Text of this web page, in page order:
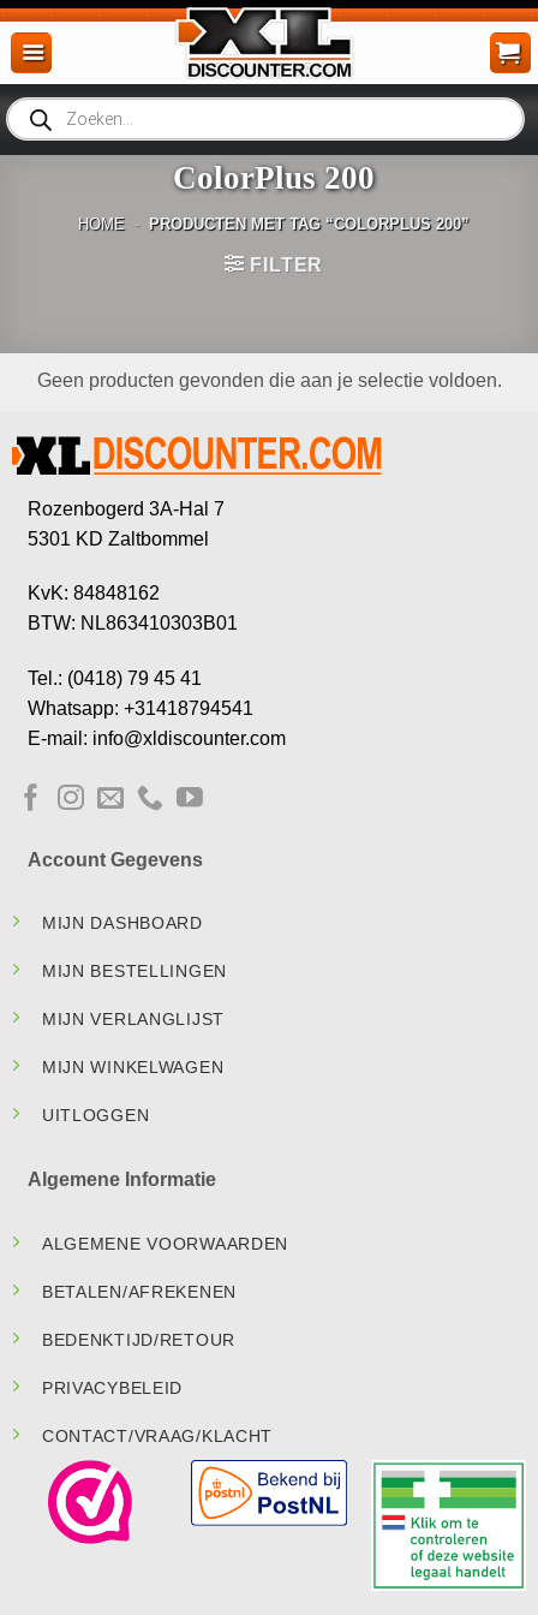
Ga
naar
inhoud
Producten
zoeken
ColorPlus 200
HOME - PRODUCTEN MET TAG “COLORPLUS 200”
FILTER
Geen producten gevonden die aan je selectie voldoen.
Rozenbogerd 3A-Hal 7
5301 KD Zaltbommel
KvK: 84848162
BTW: NL863410303B01
Tel.: (0418) 79 45 41
Whatsapp: +31418794541
E-mail: info@xldiscounter.com
Account Gegevens
MIJN DASHBOARD
MIJN BESTELLINGEN
MIJN VERLANGLIJST
MIJN WINKELWAGEN
UITLOGGEN
Algemene Informatie
ALGEMENE VOORWAARDEN
BETALEN/AFREKENEN
BEDENKTIJD/RETOUR
PRIVACYBELEID
CONTACT/VRAAG/KLACHT